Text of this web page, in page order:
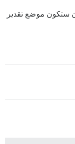
ستكون موضع تقدير